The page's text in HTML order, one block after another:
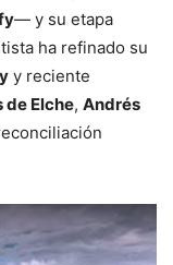
— y su etapa
ha refinado su
y reciente
de Elche, Andrés